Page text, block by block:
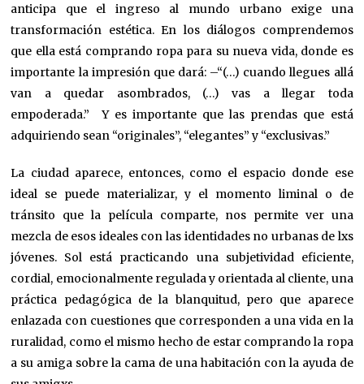
anticipa que el ingreso al mundo urbano exige una
transformación estética. En los diálogos comprendemos
que ella está comprando ropa para su nueva vida, donde es
importante la impresión que dará: –“(…) cuando llegues allá
van a quedar asombrados, (…) vas a llegar toda
empoderada.” Y es importante que las prendas que está
adquiriendo sean “originales”, “elegantes” y “exclusivas.”
La ciudad aparece, entonces, como el espacio donde ese
ideal se puede materializar, y el momento liminal o de
tránsito que la película comparte, nos permite ver una
mezcla de esos ideales con las identidades no urbanas de lxs
jóvenes. Sol está practicando una subjetividad eficiente,
cordial, emocionalmente regulada y orientada al cliente, una
práctica pedagógica de la blanquitud, pero que aparece
enlazada con cuestiones que corresponden a una vida en la
ruralidad, como el mismo hecho de estar comprando la ropa
a su amiga sobre la cama de una habitación con la ayuda de